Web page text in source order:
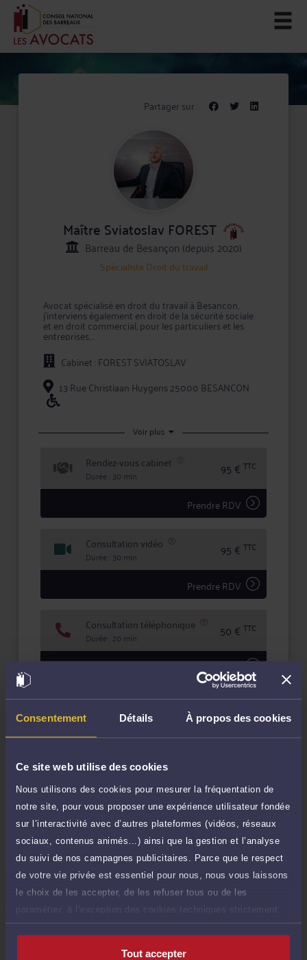
Consentement Détails À propos des cookies
Ce site web utilise des cookies
Nous utilisons des cookies pour mesurer la fréquentation de
notre site, pour vous proposer une expérience utilisateur fondée
sur l’interactivité avec d’autres plateformes (vidéos, réseaux
sociaux, contenus animés…) ainsi que la gestion et l’analyse
du suivi de nos campagnes publicitaires. Parce que le respect
de votre vie privée est essentiel pour nous, nous vous laissons
le choix de les accepter, de les refuser tous ou de les
paramétrer, à l’exception des cookies techniques strictement
nécessaires au fonctionnement du site.
Tout accepter
Partager sur :
Maître Sviatoslav FOREST
Barreau de Besançon (depuis 2020)
SpécialisteDroit du travail
Avocat spécialisé en droit du travail à Besancon,
j'interviens également en droit de la sécurité sociale
et en droit commercial, pour les particuliers et les
entreprises.
La spécialisation est délivrée par le CNB uniquement
aux avocats justifiant d'une pratique assidue et de
connaissances dans le domaine concerné : pour ma
part en droit du travail.
Ensemble, vous ne serez pas seul face aux
accompagné et conseillé, tant stratégiquement que
juridiquement.
En me confiant votre dossier, vous bénéficiez d'une
confidentialité totale dans le traitement de votre
dossier et des garanties qu'offre la profession
d'avocat en matière d'expertise et de sécurité.
Cabinet : FOREST SVIATOSLAV
13 Rue Christiaan Huygens 25000 BESANCON
Voir plus
Rendez-vous cabinet
Durée : 30 min 95 € TTC
Prendre RDV
Consultation vidéo
Durée : 30 min 95 € TTC
Prendre RDV
Consultation téléphonique
Durée : 20 min 50 € TTC
Demander un rappel
Question simple
Réponse concise à votre question (moins
50 €
TTC
Consultation écrite
Etude de votre dossier + possibilité
d'ajout d'une pièce jointe
300 €
Consulter par écrit
Payer des honoraires ou une facture
Vous souhaitez payer une facture ou des